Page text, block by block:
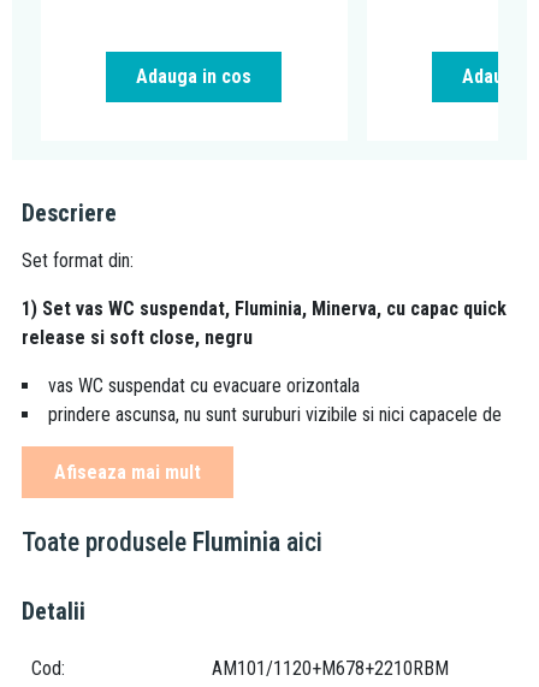
Adauga in cos Adauga
Descriere
Set format din:
1) Set vas WC suspendat, Fluminia, Minerva, cu capac quick
release si soft close, negru
vas WC suspendat cu evacuare orizontala
prindere ascunsa, nu sunt suruburi vizibile si nici capacele de
protectie pe suprafata ceramicii;
forma: ovala
produsul se fixeaza pe perete
vas wc rimless,
vezi explicarea termenilor
culoare: negru mat
material: ceramica sanitara
si soft close,
vezi explicarea termenilor
Afiseaza mai mult
Toate produsele Fluminia aici
Detalii
Cod AM101/1120+M678+2210RBM